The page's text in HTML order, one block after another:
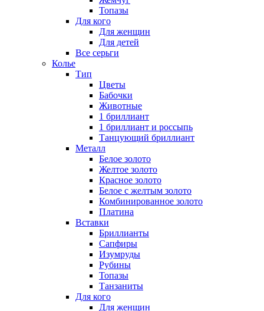
Топазы
Для кого
Для женщин
Для детей
Все серьги
Колье
Тип
Цветы
Бабочки
Животные
1 бриллиант
1 бриллиант и россыпь
Танцующий бриллиант
Металл
Белое золото
Желтое золото
Красное золото
Белое с желтым золото
Комбинированное золото
Платина
Вставки
Бриллианты
Сапфиры
Изумруды
Рубины
Топазы
Танзаниты
Для кого
Для женщин